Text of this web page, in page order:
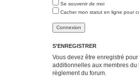
Se souvenir de moi
Cacher mon statut en ligne pour
S’ENREGISTRER
Vous devez être enregistré
additionnelles aux membres du
règlement du forum.